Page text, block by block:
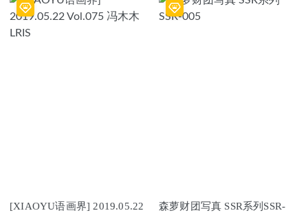
[XIAOYU语画界] 2019.05.22
森萝财团写真 SSR系列SSR-